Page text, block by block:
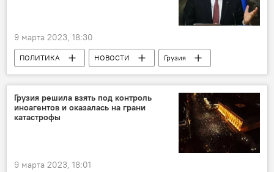
9 марта 2023, 18:30
ПОЛИТИКА НОВОСТИ
Грузия
Тбилиси
Грузинская мечта - демократическая Грузия
Совет Европы
Грузия решила взять под контроль
иноагентов и оказалась на грани
катастрофы
9 марта 2023, 18:01